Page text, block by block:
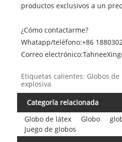
productos exclusivos a un
¿Cómo contactarme?
Whatapp/teléfono:+86
Correo electrónico:
Etiquetas calientes: Globos
explosiva
Categoría relacionada
Globo de látex
Globo
Juego de globos